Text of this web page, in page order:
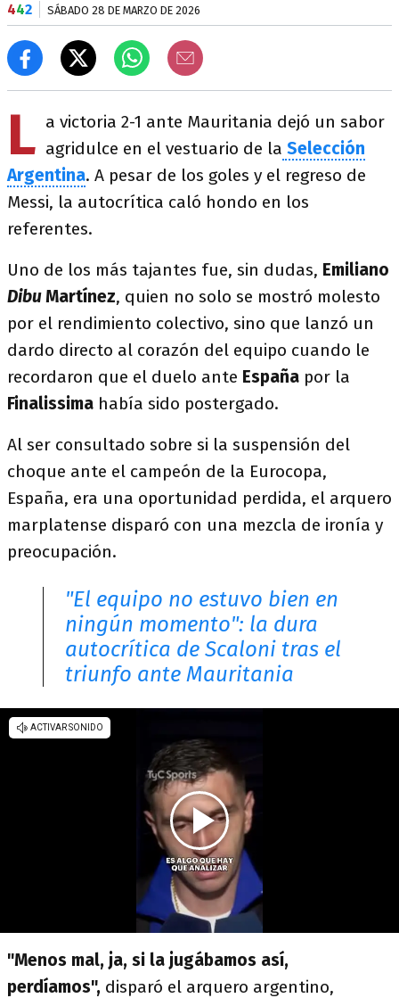
442 SÁBADO 28 DE MARZO DE 2026
L a victoria 2-1 ante Mauritania dejó un sabor
agridulce en el vestuario de la Selección
Argentina. A pesar de los goles y el regreso de
Messi, la autocrítica caló hondo en los
referentes.
Uno de los más tajantes fue, sin dudas, Emiliano
DibuMartínez, quien no solo se mostró molesto
por el rendimiento colectivo, sino que lanzó un
dardo directo al corazón del equipo cuando le
recordaron que el duelo ante España por la
Finalissima había sido postergado.
Al ser consultado sobre si la suspensión del
choque ante el campeón de la Eurocopa,
España, era una oportunidad perdida, el arquero
marplatense disparó con una mezcla de ironía y
preocupación.
"El equipo no estuvo bien en
ningún momento": la dura
autocrítica de Scaloni tras el
triunfo ante Mauritania
"Menos mal, ja, si la jugábamos así,
perdíamos", disparó el arquero argentino,